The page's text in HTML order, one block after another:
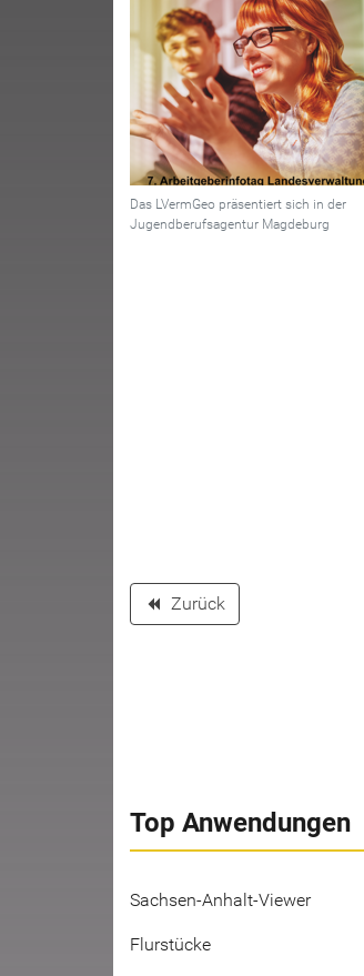
Das LVermGeo präsentiert sich in der
Jugendberufsagentur Magdeburg
backward Zurück
Top Anwendungen
Sachsen-Anhalt-Viewer
Flurstücke